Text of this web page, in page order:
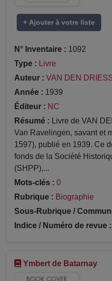
+ Ajouter à votre liste
N° Inventaire : 1092
Type : Livre
Auteur : VAN DEN
Année : 1939
Éditeur : NC
Résumé : Livre de VAN
Van Ravelingen, savant et
1597), publié en 1939. Ce
fonds de la Société
(SHPP),...
Mots-clés : 0
Rubrique : Biographie
Sous-Rubrique /
Indice / Numéro de revue :
Ymbert de Batarnay